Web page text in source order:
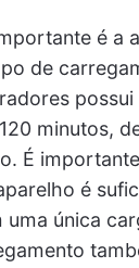
é a
de
possui
minutos,
É
é
uma única